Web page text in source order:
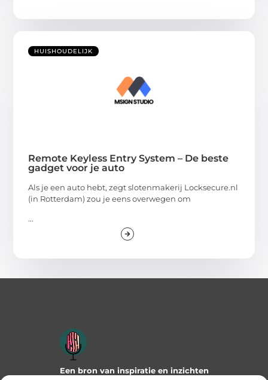
HUISHOUDELIJK
Remote Keyless Entry System – De beste
gadget voor je auto
Als je een auto hebt, zegt slotenmakerij Locksecure.nl
(in Rotterdam) zou je eens overwegen om
...
Een bron van inspiratie en inzichten